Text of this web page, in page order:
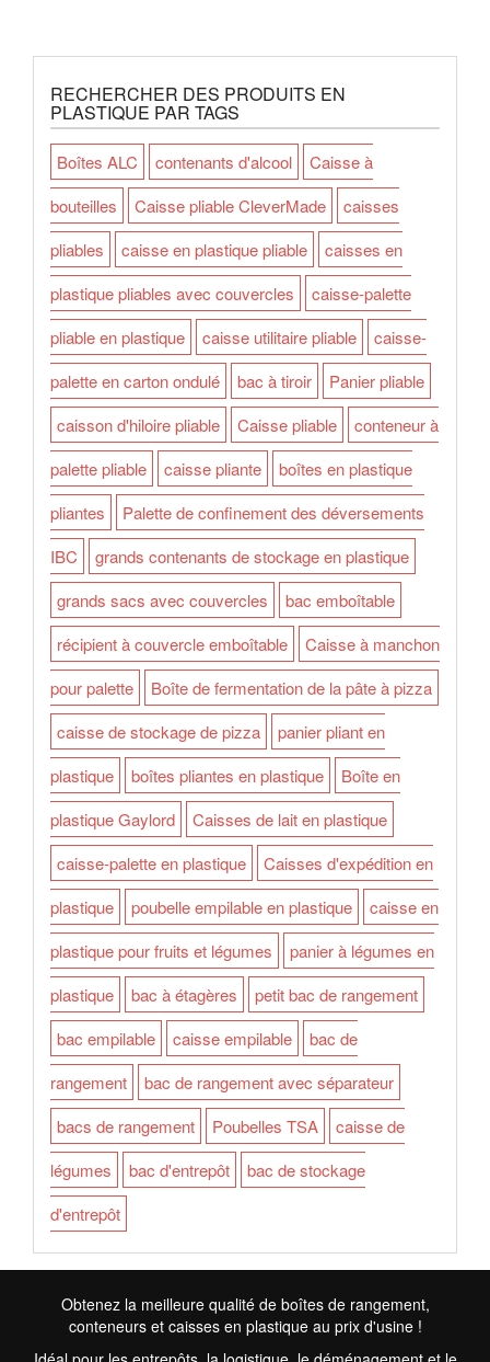
RECHERCHER DES PRODUITS EN
PLASTIQUE PAR TAGS
Boîtes ALC contenants d'alcool
Caisse à
bouteilles
Caisse pliable CleverMade
caisses
pliables
caisse en plastique pliable
caisses en
plastique pliables avec couvercles
caisse-palette
pliable en plastique
caisse utilitaire pliable
caisse-
palette en carton ondulé
bac à tiroir
Panier pliable
caisson d'hiloire pliable
Caisse pliable
conteneur à
palette pliable
caisse pliante
boîtes en plastique
pliantes
Palette de confinement des déversements
IBC
grands contenants de stockage en plastique
grands sacs avec couvercles
bac emboîtable
récipient à couvercle emboîtable
Caisse à manchon
pour palette
Boîte de fermentation de la pâte à pizza
caisse de stockage de pizza
panier pliant en
plastique
boîtes pliantes en plastique
Boîte en
plastique Gaylord
Caisses de lait en plastique
caisse-palette en plastique
Caisses d'expédition en
plastique
poubelle empilable en plastique
caisse en
plastique pour fruits et légumes
panier à légumes en
plastique
bac à étagères
petit bac de rangement
bac empilable
caisse empilable
bac de
rangement
bac de rangement avec séparateur
bacs de rangement
Poubelles TSA
caisse de
légumes
bac d'entrepôt
bac de stockage
d'entrepôt
Obtenez la meilleure qualité de boîtes de rangement,
conteneurs et caisses en plastique au prix d'usine !